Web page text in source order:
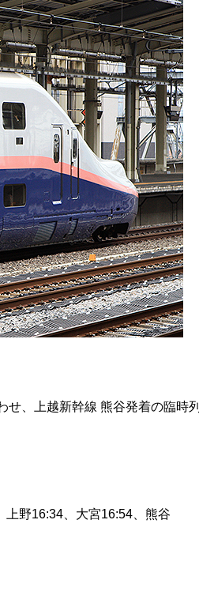
せ、上越新幹線 熊谷発着の臨時列
野16:34、大宮16:54、熊谷